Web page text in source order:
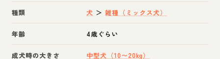
種類 犬 ＞雑種（ミックス犬）
年齢 4歳ぐらい
成犬時の大きさ 中型犬（10〜20kg）